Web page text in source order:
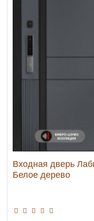
Входная дверь
Белое дерево